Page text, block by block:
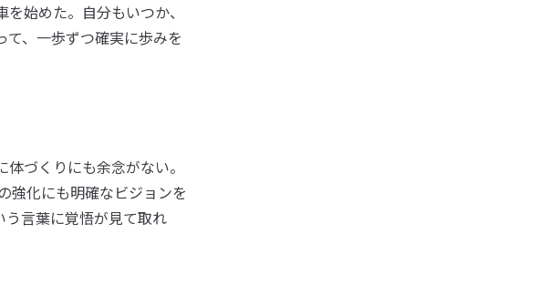
始めた。自分もいつか、
、一歩ずつ確実に歩みを
づくりにも余念がない。
強化にも明確なビジョンを
言葉に覚悟が見て取れ